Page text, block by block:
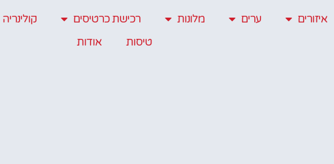
איזורים ערים מלונות רכישת כרטיסים קולינריה
טיסות
אודות